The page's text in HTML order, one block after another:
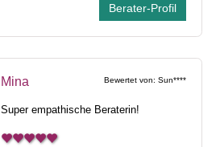
Berater-Profil
Bewertet von: Sun****
Mina
Super empathische Beraterin!